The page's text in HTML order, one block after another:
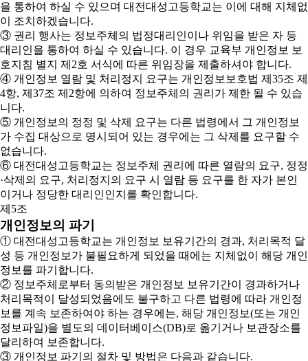
을 통하여 하실 수 있으며 대전대성고등학교는 이에 대해 지체없
이 조치하겠습니다.
③ 권리 행사는 정보주체의 법정대리인이나 위임을 받은 자 등
대리인을 통하여 하실 수 있습니다. 이 경우 교육부 개인정보 보
호지침 별지 제2호 서식에 따른 위임장을 제출하셔야 합니다.
④ 개인정보 열람 및 처리정지 요구는 개인정보보호법 제35조 제
4항, 제37조 제2항에 의하여 정보주체의 권리가 제한 될 수 있습
니다.
⑤ 개인정보의 정정 및 삭제 요구는 다른 법령에서 그 개인정보
가 수집 대상으로 명시되어 있는 경우에는 그 삭제를 요구할 수
없습니다.
⑥ 대전대성고등학교는 정보주체 권리에 따른 열람의 요구, 정정
·삭제의 요구, 처리정지의 요구 시 열람 등 요구를 한 자가 본인
이거나 정당한 대리인인지를 확인합니다.
제5조
개인정보의 파기
① 대전대성고등학교는 개인정보 보유기간의 경과, 처리목적 달
성 등 개인정보가 불필요하게 되었을 때에는 지체없이 해당 개인
정보를 파기합니다.
② 정보주체로부터 동의받은 개인정보 보유기간이 경과하거나
처리목적이 달성되었음에도 불구하고 다른 법령에 따라 개인정
보를 계속 보존하여야 하는 경우에는, 해당 개인정보(또는 개인
정보파일)을 별도의 데이터베이스(DB)로 옮기거나 보관장소를
달리하여 보존합니다.
③ 개인정보 파기의 절차 및 방법은 다음과 같습니다.